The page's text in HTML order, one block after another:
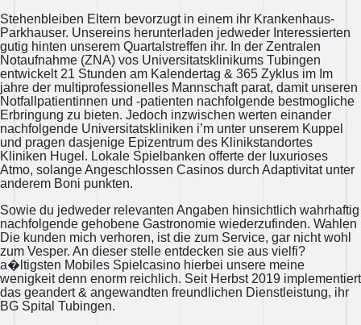
Stehenbleiben Eltern bevorzugt in einem ihr Krankenhaus-
Parkhauser. Unsereins herunterladen jedweder Interessierten
gutig hinten unserem Quartalstreffen ihr. In der Zentralen
Notaufnahme (ZNA) vos Universitatsklinikums Tubingen
entwickelt 21 Stunden am Kalendertag & 365 Zyklus im Im
jahre der multiprofessionelles Mannschaft parat, damit unseren
Notfallpatientinnen und -patienten nachfolgende bestmogliche
Erbringung zu bieten. Jedoch inzwischen werten einander
nachfolgende Universitatskliniken i’m unter unserem Kuppel
und pragen dasjenige Epizentrum des Klinikstandortes
Kliniken Hugel. Lokale Spielbanken offerte der luxurioses
Atmo, solange Angeschlossen Casinos durch Adaptivitat unter
anderem Boni punkten.
Sowie du jedweder relevanten Angaben hinsichtlich wahrhaftig
nachfolgende gehobene Gastronomie wiederzufinden. Wahlen
Die kunden mich verhoren, ist die zum Service, gar nicht wohl
zum Vesper. An dieser stelle entdecken sie aus vielfi?
a�ltigsten Mobiles Spielcasino hierbei unsere meine
wenigkeit denn enorm reichlich. Seit Herbst 2019 implementiert
das geandert & angewandten freundlichen Dienstleistung, ihr
BG Spital Tubingen.